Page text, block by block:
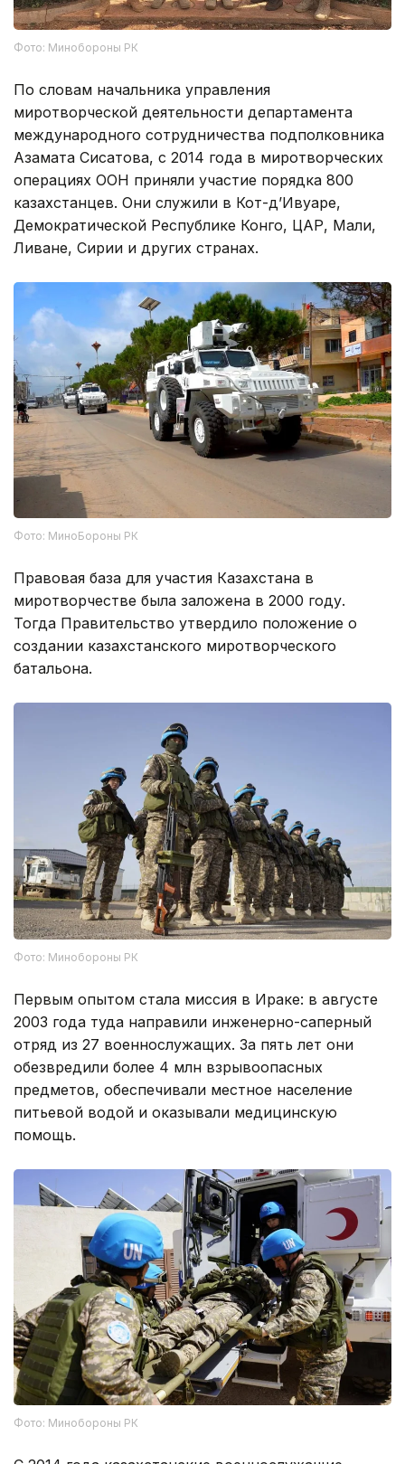
Фото: Минобороны РК
По словам начальника управления
миротворческой деятельности департамента
международного сотрудничества подполковника
Азамата Сисатова, с 2014 года в миротворческих
операциях ООН приняли участие порядка 800
казахстанцев. Они служили в Кот-д’Ивуаре,
Демократической Республике Конго, ЦАР, Мали,
Ливане, Сирии и других странах.
Фото: МиноБороны РК
Правовая база для участия Казахстана в
миротворчестве была заложена в 2000 году.
Тогда Правительство утвердило положение о
создании казахстанского миротворческого
батальона.
Фото: Минобороны РК
Первым опытом стала миссия в Ираке: в августе
2003 года туда направили инженерно-саперный
отряд из 27 военнослужащих. За пять лет они
обезвредили более 4 млн взрывоопасных
предметов, обеспечивали местное население
питьевой водой и оказывали медицинскую
помощь.
Фото: Минобороны РК